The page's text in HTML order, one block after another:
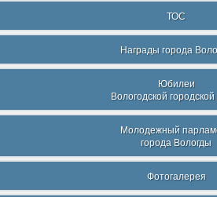
ТОС
Награды города
Юбилеи
Вологодской
Молодежный
города Вологды
Фотогалерея